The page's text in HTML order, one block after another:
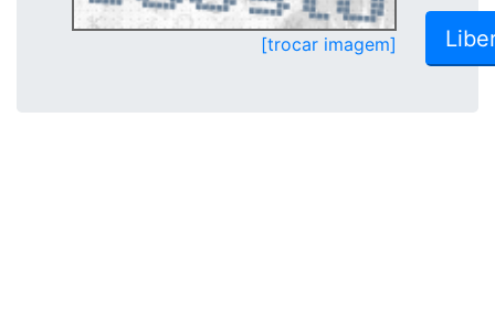
[trocar imagem]